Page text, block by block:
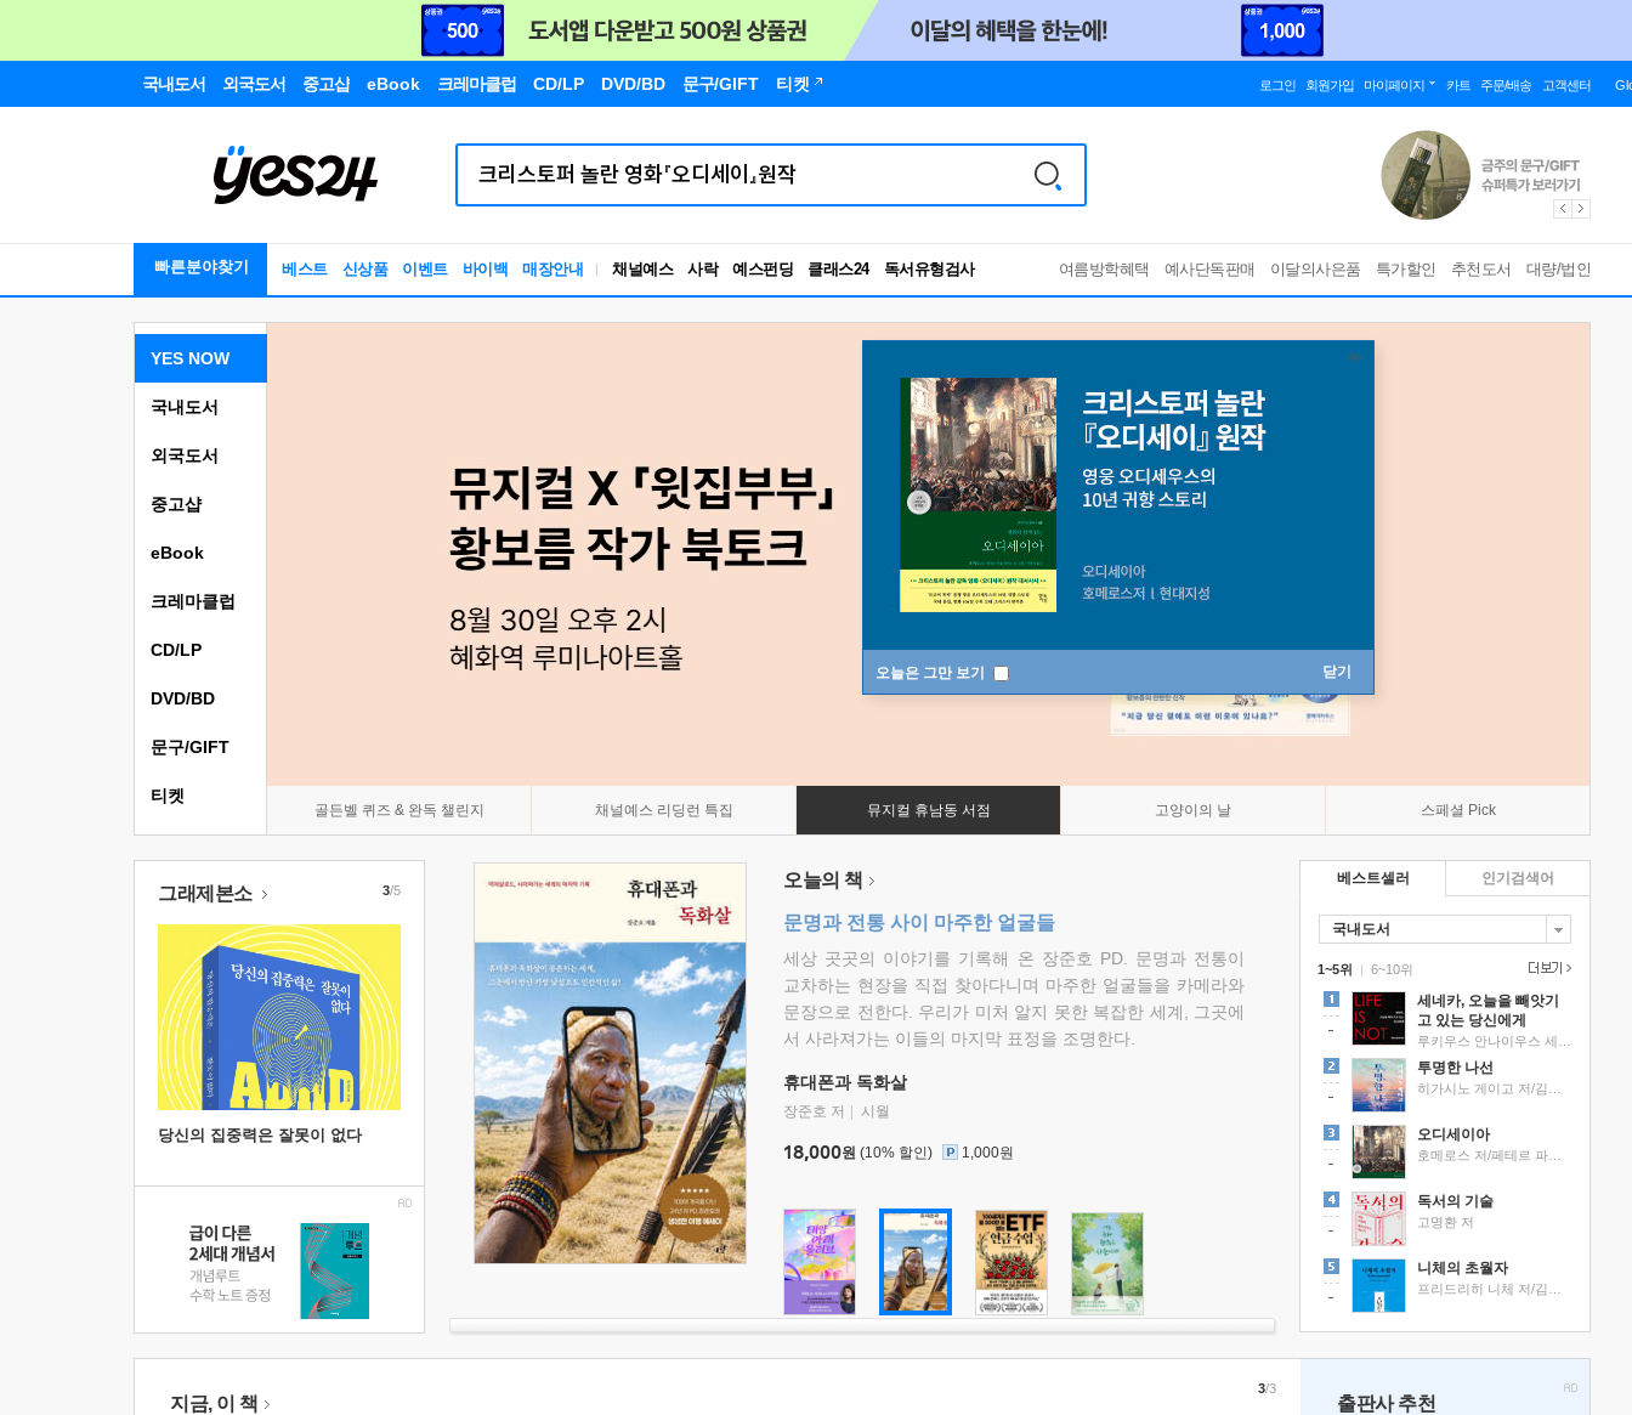
국내도서 외국도서 중고샵 eBook 크레마클럽 CD/LP DVD/BD 문구/GIFT 티켓 로그인 회원가입 마이페이지 카트 주문/배송 고객센터
빠른분야찾기 베스트 신상품 이벤트 바이백 매장안내 채널예스 사락 예스펀딩 클래스24
RBTI Lab
독서유형검사
여름방학혜택 예사단독판매 이달의사은품 특가할인 추천도서 대량/법인
오늘은 그만 보기 닫기
YES NOW
골든벨 퀴즈 & 완독 챌린지 채널예스 리딩런 특집 뮤지컬 휴남동 서점 고양이의 날 스페셜 Pick
국내도서
외국도서
중고샵
eBook
크레마클럽
CD/LP
DVD/BD
문구/GIFT
티켓
그래제본소
당신의 집중력은 잘못이 없다
3/5 오늘의 책
문명과 전통 사이 마주한 얼굴들
세상 곳곳의 이야기를 기록해 온 장준호 PD. 문명과 전통이
교차하는 현장을 직접 찾아다니며 마주한 얼굴들을 카메라와
문장으로 전한다. 우리가 미처 알지 못한 복잡한 세계, 그곳에
서 사라져가는 이들의 마지막 표정을 조명한다.
휴대폰과 독화살
장준호 저 시월
18,000원 (10% 할인) 1,000원
베스트셀러
국내도서
1~5위 |
세네카, 오늘을 빼앗기
고 있는 당신에게
투명한 나선
오디세이아
독서의 기술
고명환 저
니체의 초월자
6~10위
인기검색어
지금, 이 책
3/3
출판사 추천